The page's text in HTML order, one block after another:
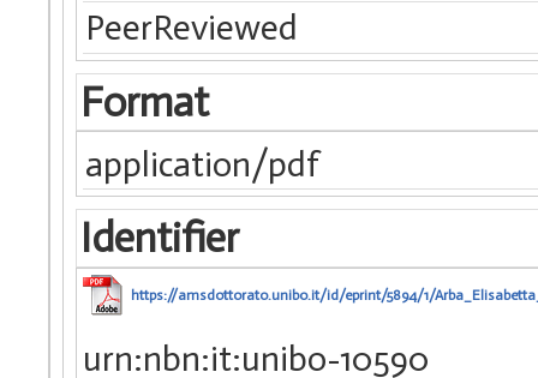
PeerReviewed
Format
application/pdf
Identifier
https://amsdottorato.unibo.it/id/eprint/5894/1/
urn:nbn:it:unibo-10590